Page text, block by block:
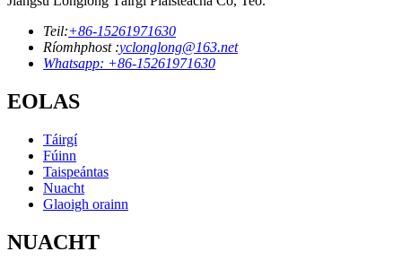
Teil:+86-15261971630
Ríomhphost :yclonglong@163.net
Whatsapp: +86-15261971630
EOLAS
Táirgí
Fúinn
Taispeántas
Nuacht
Glaoigh orainn
NUACHT